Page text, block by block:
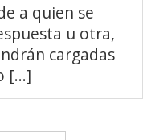
a quien se
u otra,
cargadas
[...]